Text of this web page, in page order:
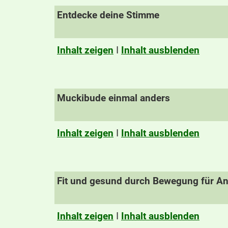
Entdecke deine Stimme
Inhalt zeigen I Inhalt ausblenden
Muckibude einmal anders
Inhalt zeigen I Inhalt ausblenden
Fit und gesund durch Bewegung für
Inhalt zeigen I Inhalt ausblenden